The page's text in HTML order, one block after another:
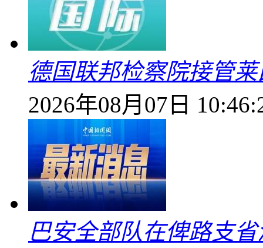
德国联邦检察院接管
2026年08月07日
巴安全部队在俾路支